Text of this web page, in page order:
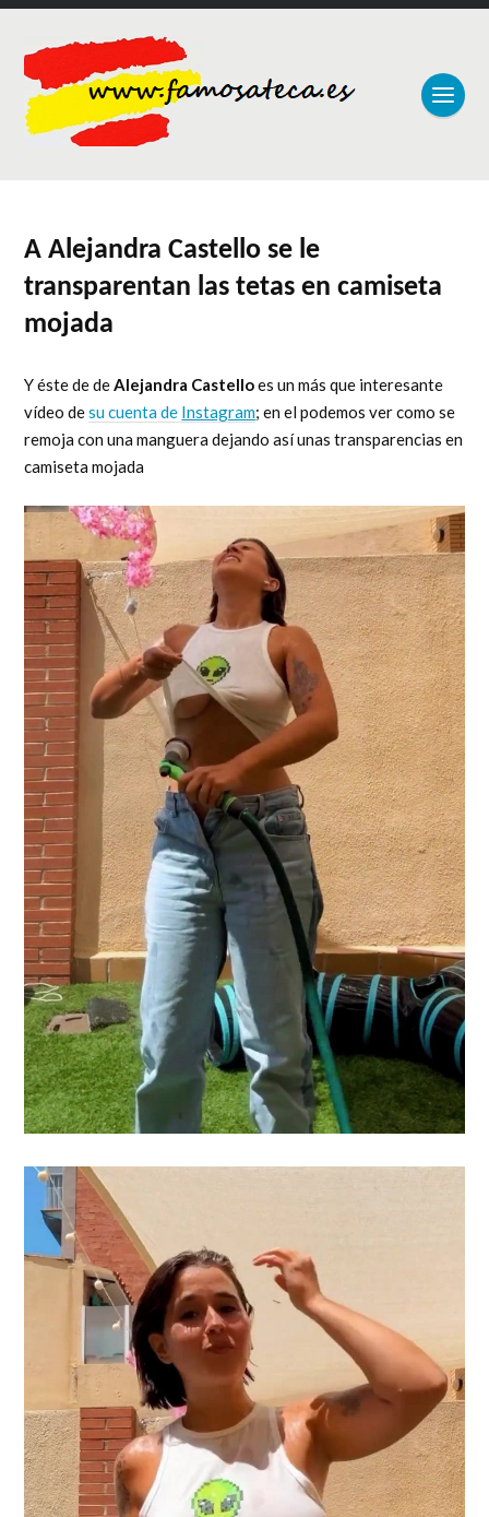
A Alejandra Castello se le
transparentan las tetas en camiseta
mojada
Y éste de deAlejandra Castelloes un más que interesante
vídeo desu cuenta de Instagram; en el podemos ver como se
remoja con una manguera dejando así unas transparencias en
camiseta mojada